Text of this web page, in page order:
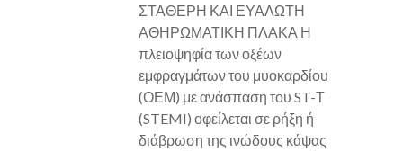
ΣΤΑΘΕΡΗ ΚΑΙ ΕΥΑΛΩΤΗ
ΑΘΗΡΩΜΑΤΙΚΗ ΠΛΑΚΑ Η
πλειοψηφία των οξέων
εμφραγμάτων του μυοκαρδίου
(ΟΕΜ) με ανάσπαση του ST-Τ
(STEMI) οφείλεται σε ρήξη ή
διάβρωση της ινώδους κάψας